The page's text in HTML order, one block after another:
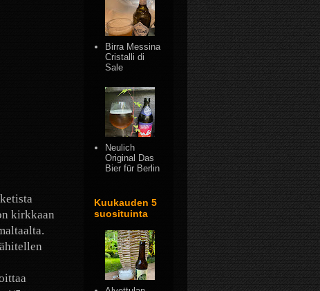
kirkkaan
Birra Messina
Cristalli di
Sale
Neulich
Original Das
Bier für Berlin
Kuukauden 5
suosituinta